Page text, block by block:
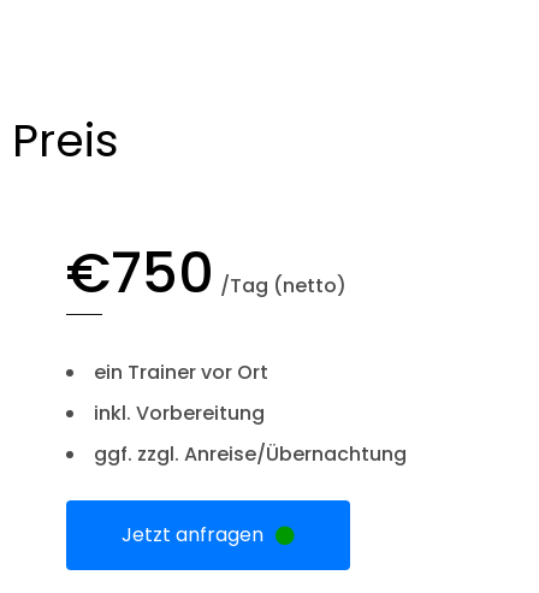
Preis
€750 /Tag (netto)
ein Trainer vor Ort
inkl. Vorbereitung
ggf. zzgl. Anreise/Übernachtung
Jetzt anfragen